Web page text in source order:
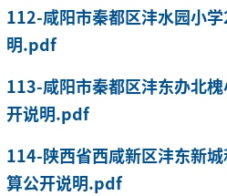
112-咸阳市秦都区沣水园小
明.pdf
113-咸阳市秦都区沣东办北
开说明.pdf
114-陕西省西咸新区沣东新
算公开说明.pdf